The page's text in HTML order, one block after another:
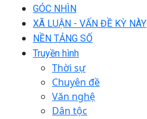
GÓC NHÌN
XÃ LUẬN - VẤN ĐỀ KỲ NÀY
NỀN TẢNG SỐ
Truyền hình
Thời sự
Chuyên đề
Văn nghệ
Dân tộc